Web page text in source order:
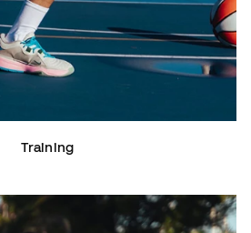
Training